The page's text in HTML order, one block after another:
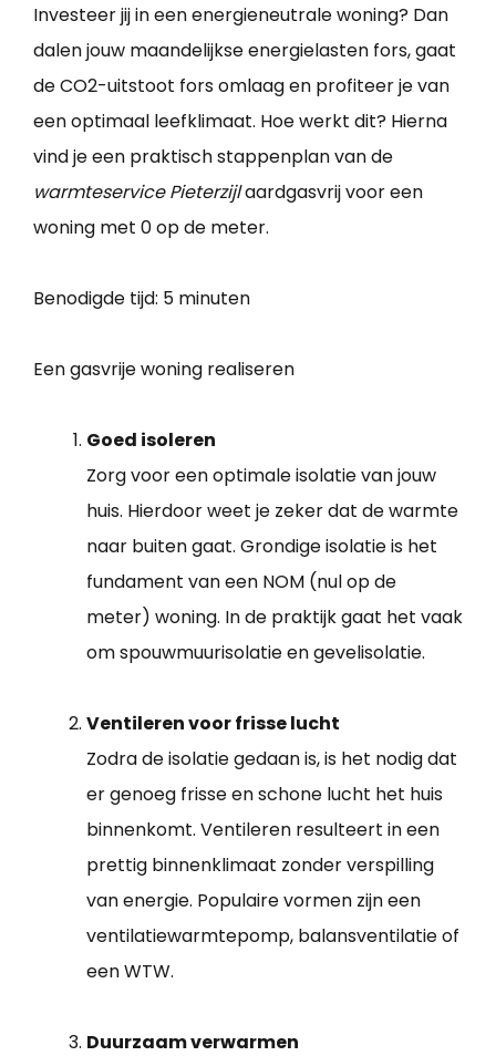
Investeer jij in een energieneutrale woning? Dan
dalen jouw maandelijkse energielasten fors, gaat
de CO2-uitstoot fors omlaag en profiteer je van
een optimaal leefklimaat. Hoe werkt dit? Hierna
vind je een praktisch stappenplan van de
warmteservice Pieterzijlaardgasvrij voor een
woning met 0 op de meter.
Benodigde tijd: 5 minuten
Een gasvrije woning realiseren
Goed isoleren
Zorg voor een optimale isolatie van jouw
huis. Hierdoor weet je zeker dat de warmte
naar buiten gaat. Grondige isolatie is het
fundament van een NOM (nul op de
meter) woning. In de praktijk gaat het vaak
om spouwmuurisolatie en gevelisolatie.
Ventileren voor frisse lucht
Zodra de isolatie gedaan is, is het nodig dat
er genoeg frisse en schone lucht het huis
binnenkomt. Ventileren resulteert in een
prettig binnenklimaat zonder verspilling
van energie. Populaire vormen zijn een
ventilatiewarmtepomp, balansventilatie of
een WTW.
Duurzaam verwarmen